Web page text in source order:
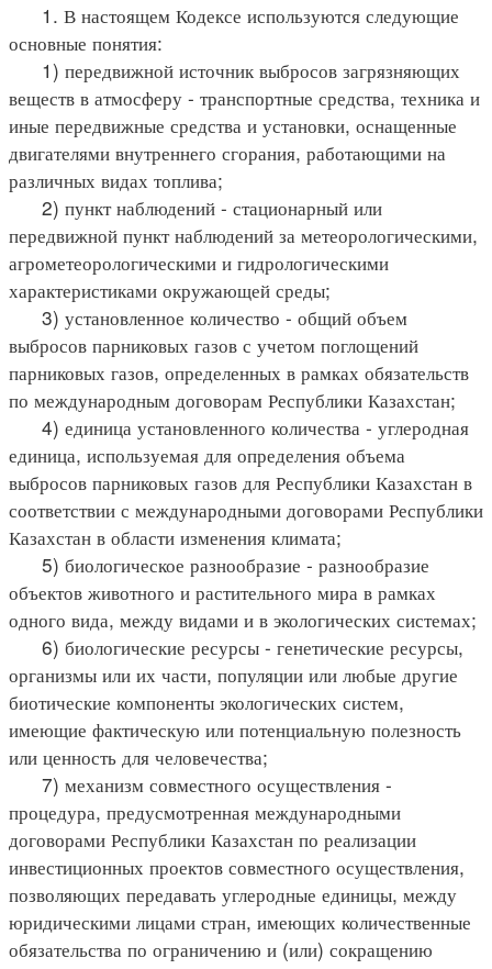
1. В настоящем Кодексе используются следующие
основные понятия:
1) передвижной источник выбросов загрязняющих
веществ в атмосферу - транспортные средства, техника и
иные передвижные средства и установки, оснащенные
двигателями внутреннего сгорания, работающими на
различных видах топлива;
2) пункт наблюдений - стационарный или
передвижной пункт наблюдений за метеорологическими,
агрометеорологическими и гидрологическими
характеристиками окружающей среды;
3) установленное количество - общий объем
выбросов парниковых газов с учетом поглощений
парниковых газов, определенных в рамках обязательств
по международным договорам Республики Казахстан;
4) единица установленного количества - углеродная
единица, используемая для определения объема
выбросов парниковых газов для Республики Казахстан в
соответствии с международными договорами Республики
Казахстан в области изменения климата;
5) биологическое разнообразие - разнообразие
объектов животного и растительного мира в рамках
одного вида, между видами и в экологических системах;
6) биологические ресурсы - генетические ресурсы,
организмы или их части, популяции или любые другие
биотические компоненты экологических систем,
имеющие фактическую или потенциальную полезность
или ценность для человечества;
7) механизм совместного осуществления -
процедура, предусмотренная международными
договорами Республики Казахстан по реализации
инвестиционных проектов совместного осуществления,
позволяющих передавать углеродные единицы, между
юридическими лицами стран, имеющих количественные
обязательства по ограничению и (или) сокращению